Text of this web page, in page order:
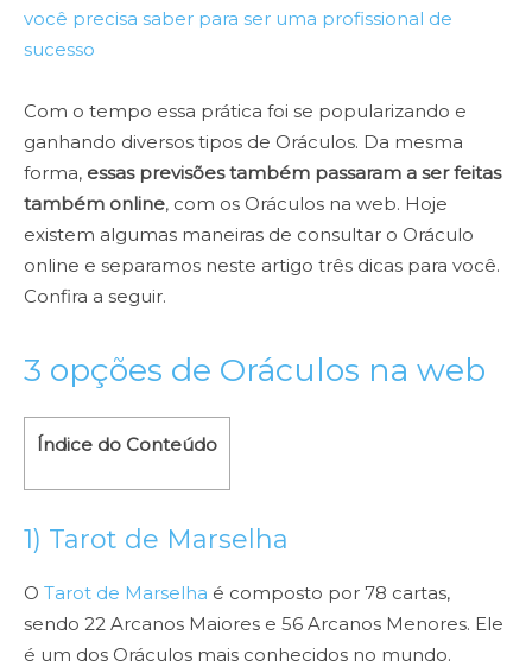
você precisa saber para ser uma profissional de
sucesso
Com o tempo essa prática foi se popularizando e
ganhando diversos tipos de Oráculos. Da mesma
forma, essas previsões também passaram a ser feitas
também online, com os Oráculos na web. Hoje
existem algumas maneiras de consultar o Oráculo
online e separamos neste artigo três dicas para você.
Confira a seguir.
3 opções de Oráculos na web
Índice do Conteúdo
1) Tarot de Marselha
O Tarot de Marselha é composto por 78 cartas,
sendo 22 Arcanos Maiores e 56 Arcanos Menores. Ele
é um dos Oráculos mais conhecidos no mundo.